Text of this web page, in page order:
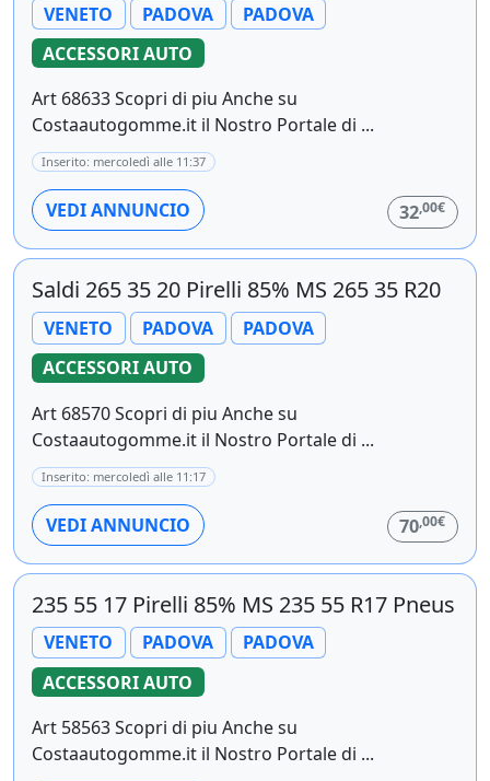
VENETO PADOVA
PADOVA
ACCESSORI AUTO
Art 68633 Scopri di piu Anche su
Costaautogomme.it il Nostro Portale di ...
Inserito: mercoledì alle 11:37
VEDI ANNUNCIO 32,00€
Saldi 265 35 20 Pirelli 85% MS 265 35 R20
VENETO PADOVA
PADOVA
ACCESSORI AUTO
Art 68570 Scopri di piu Anche su
Costaautogomme.it il Nostro Portale di ...
Inserito: mercoledì alle 11:17
VEDI ANNUNCIO 70,00€
235 55 17 Pirelli 85% MS 235 55 R17 Pneus
VENETO PADOVA
PADOVA
ACCESSORI AUTO
Art 58563 Scopri di piu Anche su
Costaautogomme.it il Nostro Portale di ...